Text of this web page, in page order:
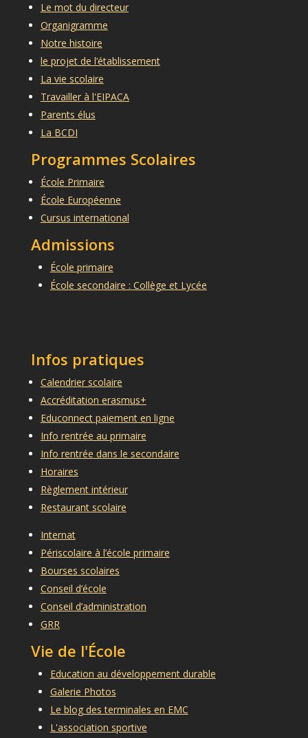
Le mot du directeur
Organigramme
Notre histoire
le projet de l’établissement
La vie scolaire
Travailler à l'EIPACA
Parents élus
La BCDI
Programmes Scolaires
École Primaire
École Européenne
Cursus international
Admissions
École primaire
École secondaire : Collège et Lycée
Infos pratiques
Calendrier scolaire
Accréditation erasmus+
Educonnect paiement en ligne
Info rentrée au primaire
Info rentrée dans le secondaire
Horaires
Règlement intérieur
Restaurant scolaire
Internat
Périscolaire à l’école primaire
Bourses scolaires
Conseil d’école
Conseil d’administration
GRR
Vie de l'École
Education au développement durable
Galerie Photos
Le blog des terminales en EMC
L'association sportive